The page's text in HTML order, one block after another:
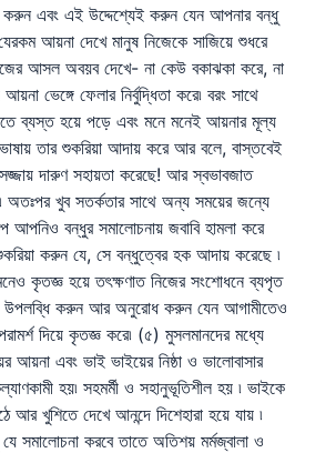
করুন এবং এই উদ্দেশ্যেই করুন যেন আপনার বন্ধু
আয়না দেখে মানুষ নিজেকে সাজিয়ে শুধরে
আসল অবয়ব দেখে- না কেউ বকাঝকা করে, না
আয়না ভেঙ্গে ফেলার নির্বুদ্ধিতা করে৷ বরং সাথে
ব্যস্ত হয়ে পড়ে এবং মনে মনেই আয়নার মূল্য
তার শুকরিয়া আদায় করে আর বলে, বাস্তবেই
দারুণ সহায়তা করেছে! আর স্বভাবজাত
অতঃপর খুব সতর্কতার সাথে অন্য সময়ের জন্যে
আপনিও বন্ধুর সমালোচনায় জবাবি হামলা করে
করুন যে, সে বন্ধুত্বের হক আদায় করেছে ৷
কৃতজ্ঞ হয়ে তৎক্ষণাত নিজের সংশোধনে ব্যপৃত
করুন আর অনুরোধ করুন যেন আগামীতেও
দিয়ে কৃতজ্ঞ করে৷ (৫) মুসলমানদের মধ্যে
আয়না এবং ভাই ভাইয়ের নিষ্ঠা ও ভালোবাসার
হয়৷ সহমর্মী ও সহানুভূতিশীল হয় ৷ ভাইকে
আর খুশিতে দেখে আনন্দে দিশেহারা হয়ে যায় ৷
সমালোচনা করবে তাতে অতিশয় মর্মজ্বালা ও